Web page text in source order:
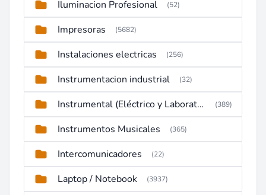
Iluminacion Profesional (52)
Impresoras (5682)
Instalaciones electricas (256)
Instrumentacion industrial (32)
Instrumental (Eléctrico y Laboratorio) (389)
Instrumentos Musicales (365)
Intercomunicadores (22)
Laptop / Notebook (3937)